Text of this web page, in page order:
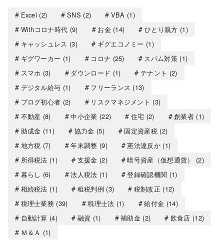
Excel (2) SNS (2) VBA (1)
Withコロナ時代 (9) お金(14) ひとり親方 (1)
キャッシュレス (3) ギグエコノミー (1)
ギグワーカー (1) コロナ (25) スパム対策(1)
スマホ (3) ダウンロード (1) テナント (2)
デジタル給与 (1) フリーランス (13)
ブログ初心者 (2) リスクマネジメント (3)
不動産 (8) 中小企業 (22) 住宅 (2) 創業者 (1)
助成金 (11) 協力金 (5) 固定資産税 (2)
地方税 (7) 年末調整 (9) 憲法違反か(1)
所得税法 (1) 支援金 (2) 暗号資産（仮想通貨）
(2)
暮らし (6) 法人税法 (1) 登録確認機関 (1)
相続税法 (1) 租税判例 (3) 税制改正 (12)
税理士業務 (39) 税理士法 (1) 給付金 (14)
自動計算 (4) 融資 (1) 補助金 (2) 飲食店 (12)
Ｍ＆Ａ (1)